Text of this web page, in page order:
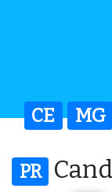
CE MG
PR